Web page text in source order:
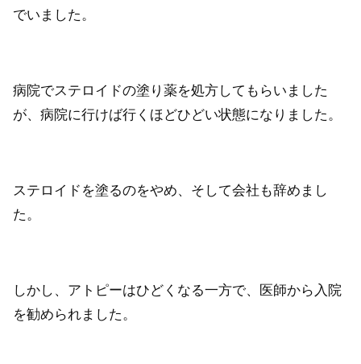
でいました。
病院でステロイドの塗り薬を処方してもらいました
が、病院に行けば行くほどひどい状態になりました。
ステロイドを塗るのをやめ、そして会社も辞めまし
た。
しかし、アトピーはひどくなる一方で、医師から入院
を勧められました。